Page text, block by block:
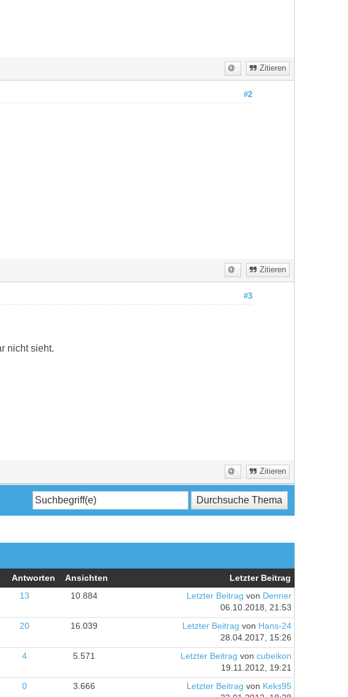
Zitieren
#2
Zitieren
#3
nicht sieht.
Zitieren
Antworten Ansichten Letzter Beitrag
13 10.884 Letzter Beitrag von Denner
06.10.2018, 21:53
20 16.039 Letzter Beitrag von Hans-24
28.04.2017, 15:26
4 5.571 Letzter Beitrag von cubeikon
19.11.2012, 19:21
0 3.666 Letzter Beitrag von Keks95